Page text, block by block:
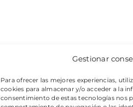
Gestionar
Para ofrecer las mejores experiencias,
cookies para almacenar y/o acceder a la
consentimiento de estas tecnologías nos